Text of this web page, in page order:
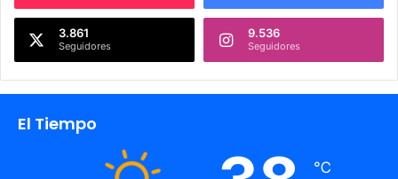
3.861
Seguidores
9.536
Seguidores
El Tiempo
℃